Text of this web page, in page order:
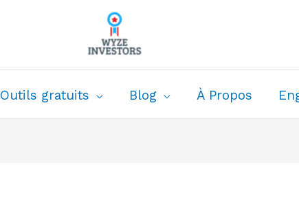
Outils gratuits Blog À Propos